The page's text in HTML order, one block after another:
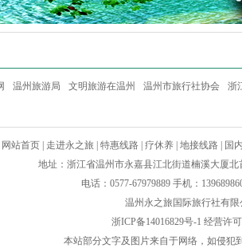
温州旅游局 文明旅游在温州 温州市旅行社协会 浙
网站首页 走进永之旅 特惠线路 疗休养 地接线路 国
地址：浙江省温州市永嘉县江北街道楠溪大厦北
电话：0577-67979889 手机：
温州永之旅国际旅行社有
浙ICP备14016829号-1 经营许
本站部分文字及图片来自于网络，如侵犯